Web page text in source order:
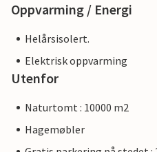
Oppvarming / Energi
Helårsisolert.
Elektrisk oppvarming
Utenfor
Naturtomt : 10000 m2
Hagemøbler